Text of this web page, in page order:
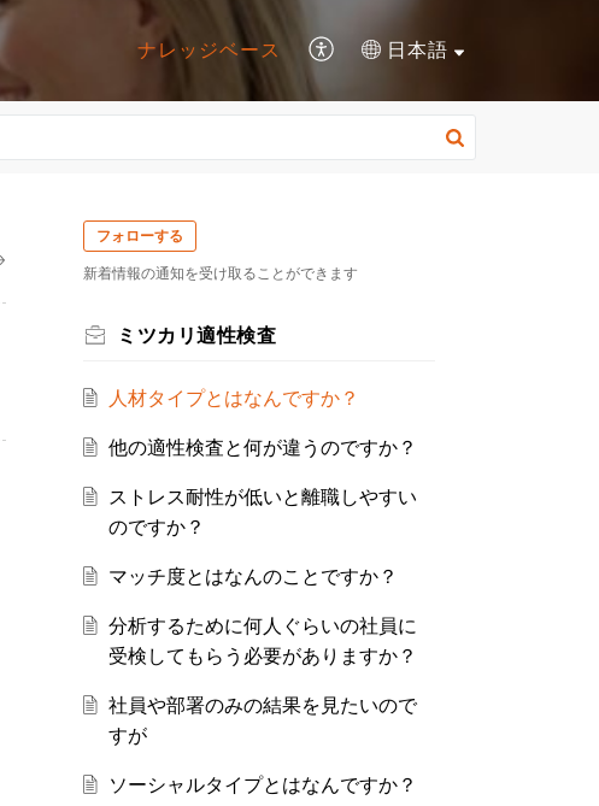
ナレッジベース 日本語
フォローする
新着情報の通知を受け取ることができます
ミツカリ適性検査
人材タイプとはなんですか？
他の適性検査と何が違うのですか？
ストレス耐性が低いと離職しやすい
のですか？
マッチ度とはなんのことですか？
分析するために何人ぐらいの社員に
受検してもらう必要がありますか？
社員や部署のみの結果を見たいので
すが
ソーシャルタイプとはなんですか？